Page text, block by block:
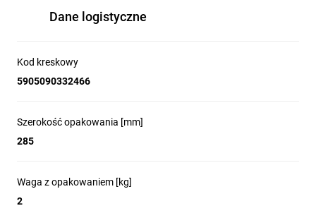
Dane logistyczne
Kod kreskowy
5905090332466
Szerokość opakowania [mm]
285
Waga z opakowaniem [kg]
2